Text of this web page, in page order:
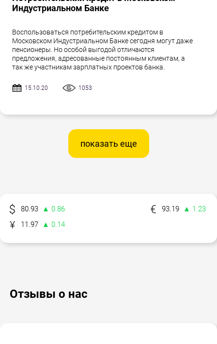
Индустриальном Банке
Воспользоваться потребительским кредитом в
Московском Индустриальном Банке сегодня могут даже
пенсионеры. Но особой выгодой отличаются
предложения, адресованные постоянным клиентам, а
так же участникам зарплатных проектов банка.
15.10.20 1053
показать еще
80.93 ▲ 0.86 93.19
▲ 1.23
11.97
▲ 0.14
Отзывы о нас